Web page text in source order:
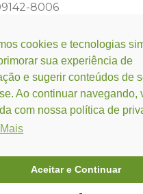
cookies e tecnologias
sua experiência de
e sugerir conteúdos de
Ao continuar navegando,
com nossa política de
Aceitar e Continuar
8006
Lagoas - MS
Eurídice Chagas Cruz,
9 9249-5406